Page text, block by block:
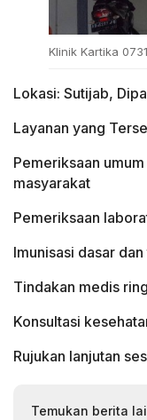
Klinik Kartika
Lokasi: Sutijab,
Layanan yang
Pemeriksaan
masyarakat
Pemeriksaan
Imunisasi dasar
Tindakan medis
Konsultasi
Rujukan lanjutan
Temukan berita